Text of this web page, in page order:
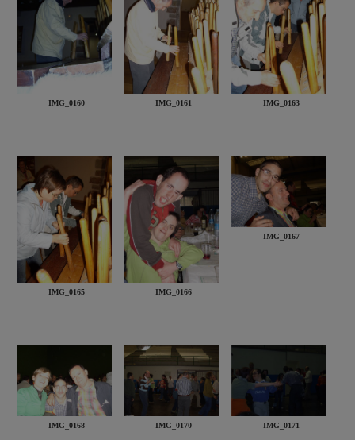
IMG_0160 IMG_0161 IMG_0163
IMG_0165 IMG_0166
IMG_0167
IMG_0168 IMG_0170 IMG_0171